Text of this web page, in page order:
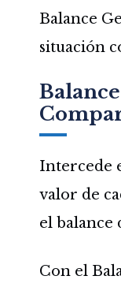
Balance
situación
Intercede
valor de
el balance
Con el